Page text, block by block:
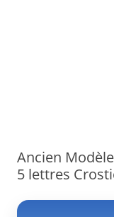
Ancien
5 lettres